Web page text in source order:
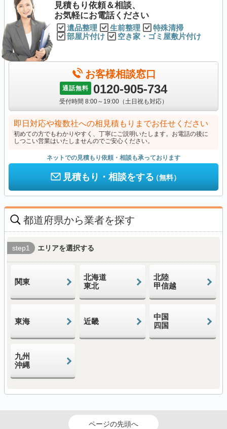
見積もり依頼＆相談、
お気軽にお電話ください
遺品整理 生前整理
特殊清掃
部屋片付け
空き家・ゴミ屋敷片付け
お客様相談窓口
通話無料 0120-905-734
受付時間 8:00～19:00（土日祝も対応）
即日対応や複数社への相見積もりまでお任せください
初めての方でもわかりやすく、丁寧にご説明いたします。お電話の後に
しつこい営業はいたしませんのでご安心ください。
ネットでの見積もり依頼・相談も承っております
見積もり・相談をする（無料）
都道府県から業者を探す
step1 エリアを選択する
関東
北海道
東北
北陸
甲信越
東海 近畿
中国
四国
九州
沖縄
ページの先頭へ